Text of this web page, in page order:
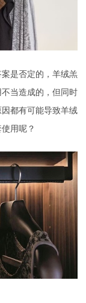
是否定的，羊绒羔
当造成的，但同时
都有可能导致羊绒
用呢？